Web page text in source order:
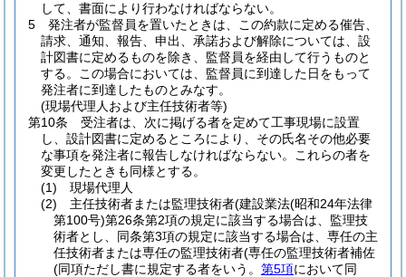
して、書面により行わなければならない。
5
発注者が監督員を置いたときは、この約款に定める催告、
請求、通知、報告、申出、承諾および解除については、設
計図書に定めるものを除き、監督員を経由して行うものと
する。
この場合においては、監督員に到達した日をもって
発注者に到達したものとみなす。
(現場代理人および主任技術者等)
第10条
受注者は、次に掲げる者を定めて工事現場に設置
し、設計図書に定めるところにより、その氏名その他必要
な事項を発注者に報告しなければならない。
これらの者を
変更したときも同様とする。
(1)
現場代理人
(2)
主任技術者または監理技術者(建設業法(昭和24年法律
第100号)第26条第2項の規定に該当する場合は、監理技
術者とし、同条第3項の規定に該当する場合は、専任の主
任技術者または専任の監理技術者(専任の監理技術者補佐
(同項ただし書に規定する者をいう。 第5項において同